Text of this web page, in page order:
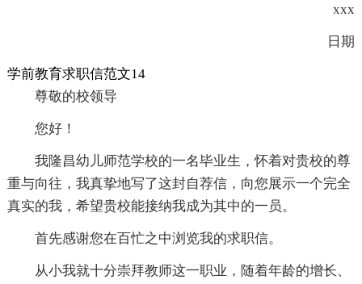
xxx
日期
学前教育求职信范文14
尊敬的校领导
您好！
我隆昌幼儿师范学校的一名毕业生，怀着对贵校的尊
重与向往，我真挚地写了这封自荐信，向您展示一个完全
真实的我，希望贵校能接纳我成为其中的一员。
首先感谢您在百忙之中浏览我的求职信。
从小我就十分崇拜教师这一职业，随着年龄的增长、